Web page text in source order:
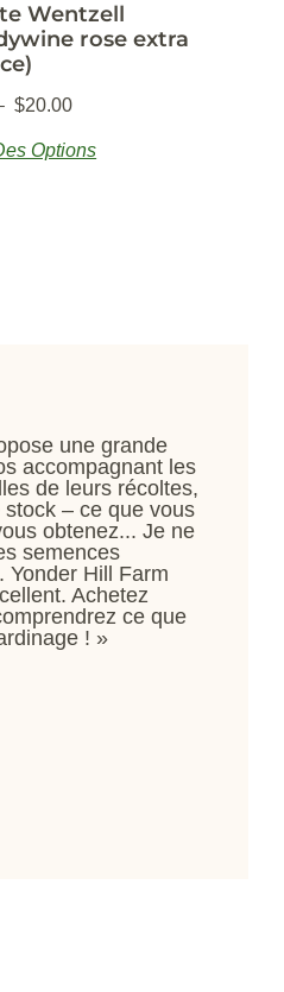
Wentzell
rose extra
$20.00
Options
une grande
accompagnant les
de leurs récoltes,
– ce que vous
obtenez... Je ne
semences
Yonder Hill Farm
Achetez
ce que
! »